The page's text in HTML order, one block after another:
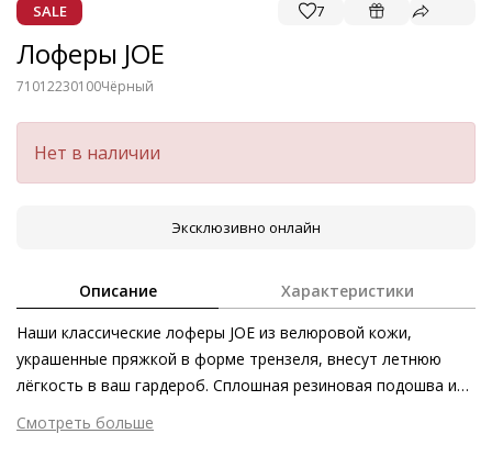
SALE 7
Лоферы JOE
71012230100Чёрный
Нет в наличии
Эксклюзивно онлайн
Описание Характеристики
Наши классические лоферы JOE из велюровой кожи,
украшенные пряжкой в форме трензеля, внесут летнюю
лёгкость в ваш гардероб. Сплошная резиновая подошва и
кожаная подкладка позаботятся о комфорте в течение
всего дня. Велюровая кожа, полученная этичными
Смотреть больше